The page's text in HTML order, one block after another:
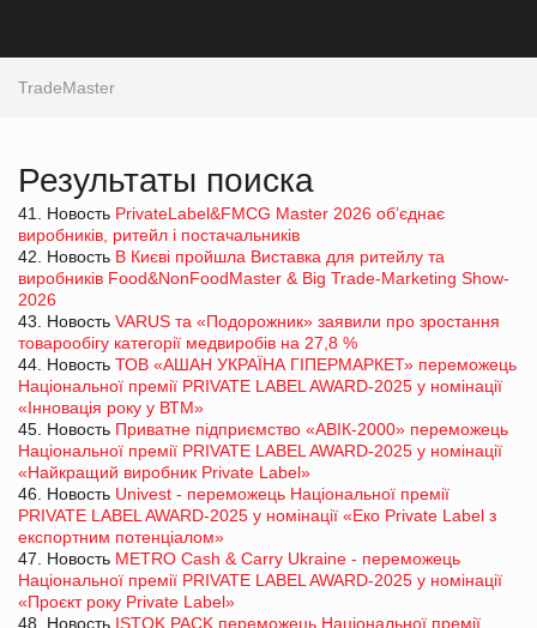
TradeMaster
Результаты поиска
41. Новость PrivateLabel&FMCG Master 2026 об’єднає
виробників, ритейл і постачальників
42. Новость В Києві пройшла Виставка для ритейлу та
виробників Food&NonFoodMaster & Big Trade-Marketing Show-
2026
43. Новость VARUS та «Подорожник» заявили про зростання
товарообігу категорії медвиробів на 27,8 %
44. Новость ТОВ «АШАН УКРАЇНА ГІПЕРМАРКЕТ» переможець
Національної премії PRIVATE LABEL AWARD-2025 у номінації
«Інновація року у ВТМ»
45. Новость Приватне підприємство «АВІК-2000» переможець
Національної премії PRIVATE LABEL AWARD-2025 у номінації
«Найкращий виробник Private Label»
46. Новость Univest - переможець Національної премії
PRIVATE LABEL AWARD-2025 у номінації «Еко Private Label з
експортним потенціалом»
47. Новость METRO Cash & Carry Ukraine - переможець
Національної премії PRIVATE LABEL AWARD-2025 у номінації
«Проєкт року Private Label»
48. Новость ISTOK PACK переможець Національної премії